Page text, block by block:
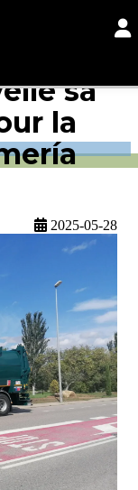
sa
la
2025-05-28